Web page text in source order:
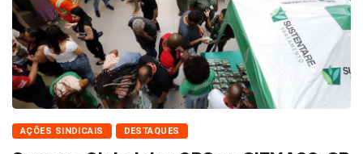
AÇÕES SINDICAIS DESTAQUES